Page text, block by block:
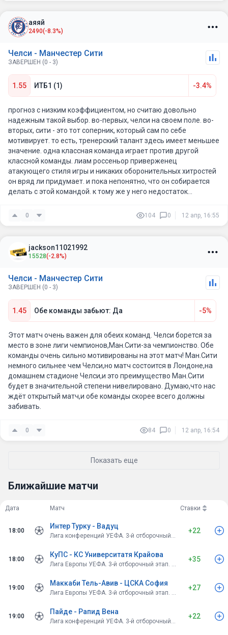
Резюме: «Сити» на две головы выше по организации игры.
Ожидается прагматичная победа гостей с преимуществом в
1-2 мяча.
Просадка кефа на гостей на скрине
Енцо Фернандес который является мозгом команды минус
Лучшие плюсовые сигналы идут в випку.
?!
Можно предположить, счет в формате 1-2. Или Челси дома
увидит ?!
смотрится.
Будет ли ничья 1-1 ... возможно. Всё же рискну, что забьют
больше.
Классический тотал больше трёх мячей, возврат не
исключаю.
Удачи и Успехов!
аяяй
2490(-8.3%)
Челси - Манчестер Сити
ЗАВЕРШЕН (0 - 3)
1.55 ИТБ1 (1) -3.4%
прогноз с низким коэффициентом, но считаю довольно
надежным такой выбор. во-первых, челси на своем поле. во-
вторых, сити - это тот соперник, который сам по себе
мотивирует. то есть, тренерский талант здесь имеет меньшее
значение. одна классная команда играет против другой
классной команды. лиам россеньор приверженец
атакующего стиля игры и никаких оборонительных хитростей
он вряд ли придумает. и пока непонятно, что он собирается
делать с этой командой. к тому же у него недостаток
эмега перейдет, чиллуэл вернется из аренды, возможно
появится еще кто-то. пока, челси в такой ситуации, что
0 104 0 12 апр, 16:55
jackson11021992
15528(-2.8%)
Челси - Манчестер Сити
ЗАВЕРШЕН (0 - 3)
1.45 Обе команды забьют: Да -5%
Этот матч очень важен для обеих команд. Челси борется за
место в зоне лиги чемпионов,Ман.Сити-за чемпионство. Обе
команды очень сильно мотивированы на этот матч! Ман.Сити
немного сильнее чем Челси,но матч состоится в Лондоне,на
домашнем стадионе Челси,и это преимущество Ман.Сити
будет в значительной степени нивелировано. Думаю,что нас
ждёт открытый матч,и обе команды скорее всего должны
забивать.
0 84 0 12 апр, 16:54
Показать еще
Ближайшие матчи
Дата Матч Ставки
18:00
Интер Турку - Вадуц
+22
18:00
КуПС - КС Университатя Крайова
+35
19:00
Маккаби Тель-Авив - ЦСКА София
+27
19:00
Пайде - Рапид Вена
+22